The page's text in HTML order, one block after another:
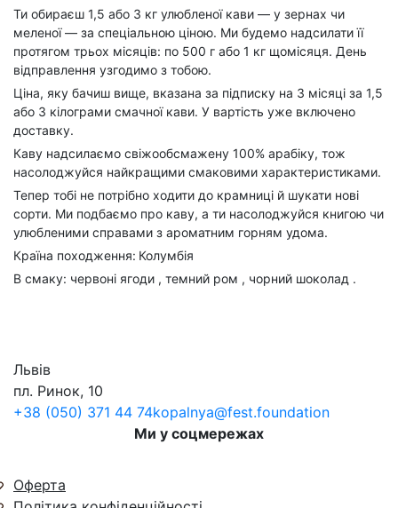
Ти обираєш 1,5 або 3 кг улюбленої кави — у зернах чи
меленої — за спеціальною ціною. Ми будемо надсилати її
протягом трьох місяців: по 500 г або 1 кг щомісяця. День
відправлення узгодимо з тобою.
Ціна, яку бачиш вище, вказана за підписку на 3 місяці за 1,5
або 3 кілограми смачної кави. У вартість уже включено
доставку.
Каву надсилаємо свіжообсмажену 100% арабіку, тож
насолоджуйся найкращими смаковими характеристиками.
Тепер тобі не потрібно ходити до крамниці й шукати нові
сорти. Ми подбаємо про каву, а ти насолоджуйся книгою чи
улюбленими справами з ароматним горням удома.
Країна походження: Колумбія
В смаку: червоні ягоди , темний ром , чорний шоколад .
Львів
пл. Ринок, 10
+38 (050) 371 44 74kopalnya@fest.foundation
Ми у соцмережах
Оферта